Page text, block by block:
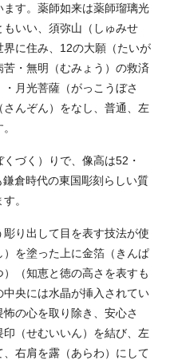
す。薬師如来は薬師瑠璃光
いい、須弥山（しゅみせ
に住み、12の大願（たいが
・無明（むみょう）の救済
月光菩薩（がっこうぼさ
んぞん）をなし、普通、左
づく）りで、像高は52・
倉時代の東国彫刻らしい質
。
り出して目を表す技法が使
を塗った上に金箔（きんぱ
（知恵と徳の高さを表すも
央には水晶が挿入されてい
の心を取り除き、安心さ
（せむいいん）を結び、左
右肩を露（あらわ）にして